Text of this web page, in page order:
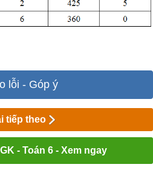
lỗi - Góp ý
tiếp theo
- Toán 6 - Xem ngay